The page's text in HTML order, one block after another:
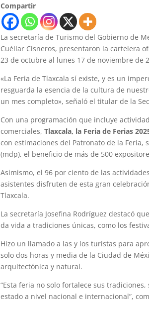
Compartir
La secretaría de Turismo del Gobierno de
Cuéllar Cisneros, presentaron la cartelera
23 de octubre al lunes 17 de noviembre de
«La Feria de Tlaxcala sí existe, y es un
resguarda la esencia de la cultura de
un mes completo», señaló el titular de la
Con una programación que incluye
comerciales,Tlaxcala, la Feria de Ferias
con estimaciones del Patronato de la
(mdp), el beneficio de más de 500
Asimismo, el 96 por ciento de las
asistentes disfruten de esta gran
Tlaxcala.
La secretaría Josefina Rodríguez destacó
da vida a tradiciones únicas, como los
Hizo un llamado a las y los turistas para
solo dos horas y media de la Ciudad de
arquitectónica y natural.
“Esta feria no solo fortalece sus
estado a nivel nacional e internacional”,